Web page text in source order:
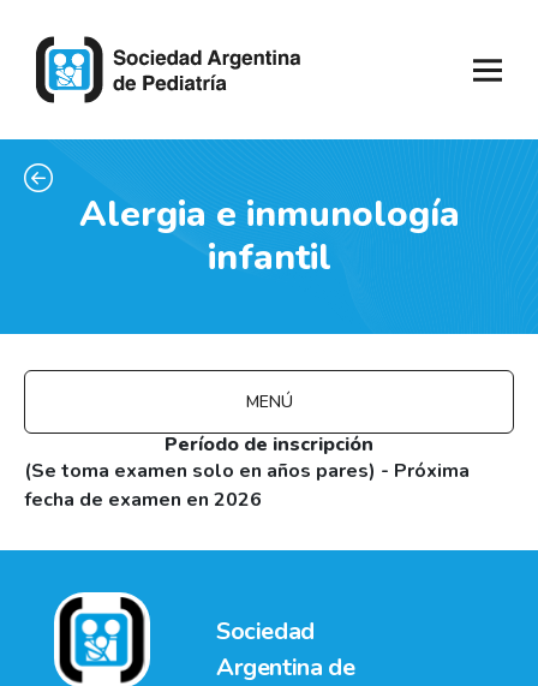
Alergia e inmunología
infantil
MENÚ
Período de inscripción
(Se toma examen solo en años pares) - Próxima
fecha de examen en 2026
Sociedad
Argentina de